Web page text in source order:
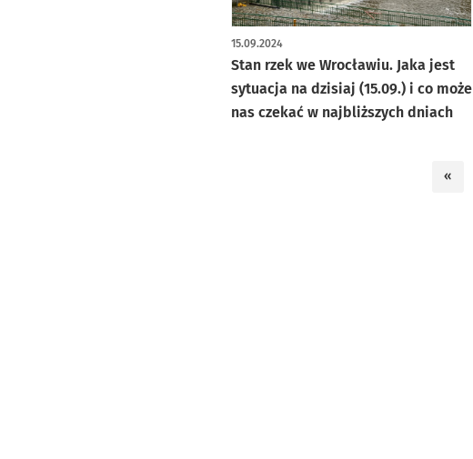
Stan rzek we Wrocławiu. Jaka jest
sytuacja na dzisiaj (15.09.) i co może
nas czekać w najbliższych dniach
15.09.2024
artykuł z galerią zdjęć
«